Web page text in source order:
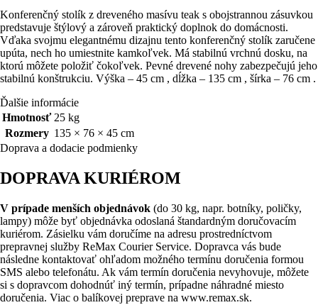
Konferenčný stolík z dreveného masívu teak s obojstrannou zásuvkou
predstavuje štýlový a zároveň praktický doplnok do domácnosti.
Vďaka svojmu elegantnému dizajnu tento konferenčný stolík zaručene
upúta, nech ho umiestnite kamkoľvek. Má stabilnú vrchnú dosku, na
ktorú môžete položiť čokoľvek. Pevné drevené nohy zabezpečujú jeho
stabilnú konštrukciu. Výška – 45 cm , dĺžka – 135 cm , šírka – 76 cm .
Ďalšie informácie
Hmotnosť 25 kg
Rozmery 135 × 76 × 45 cm
Doprava a dodacie podmienky
DOPRAVA KURIÉROM
V prípade menších objednávok (do 30 kg, napr. botníky, poličky,
lampy) môže byť objednávka odoslaná štandardným doručovacím
kuriérom. Zásielku vám doručíme na adresu prostredníctvom
prepravnej služby ReMax Courier Service. Dopravca vás bude
následne kontaktovať ohľadom možného termínu doručenia formou
SMS alebo telefonátu. Ak vám termín doručenia nevyhovuje, môžete
si s dopravcom dohodnúť iný termín, prípadne náhradné miesto
doručenia. Viac o balíkovej preprave na www.remax.sk.